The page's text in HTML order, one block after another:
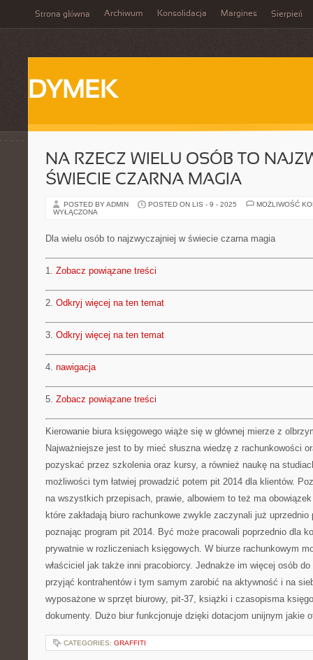
Strona główna Archiwum Konsolidacja Margines Sierpień
DYMEK
NA RZECZ WIELU OSÓB TO
ŚWIECIE CZARNA MAGIA
POSTED BY ADMIN POSTED ON LIS - 9 - 2025
MOŻLIWOŚĆ
WYŁĄCZONA
Dla wielu osób to najzwyczajniej w świecie czarna magia
1. Zobacz powiązane treści
2. Odkryj więcej na ten temat
3. Odkryj więcej na ten temat
4. nawigacja
5. Zobacz powiązane treści
Kierowanie biura księgowego wiąże się w głównej mierze z
Najważniejsze jest to by mieć słuszna wiedzę z rachunkowości
pozyskać przez szkolenia oraz kursy, a również naukę na
możliwości tym łatwiej prowadzić potem pit 2014 dla klientów.
na wszystkich przepisach, prawie, albowiem to też ma
które zakładają biuro rachunkowe zwykle zaczynali już
poznając program pit 2014. Być może pracowali poprzednio dla
prywatnie w rozliczeniach księgowych. W biurze rachunkowym
właściciel jak także inni pracobiorcy. Jednakże im więcej osób
przyjąć kontrahentów i tym samym zarobić na aktywność i na
wyposażone w sprzęt biurowy, pit-37, książki i czasopisma
dokumenty. Dużo biur funkcjonuje dzięki dotacjom unijnym jakie
CATEGORIES: GRAFFITI